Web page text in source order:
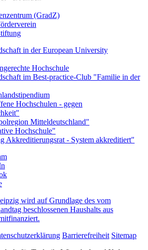
(GradZ)
wird auf Grundlage des vom
beschlossenen Haushalts aus
Barrierefreiheit Sitemap